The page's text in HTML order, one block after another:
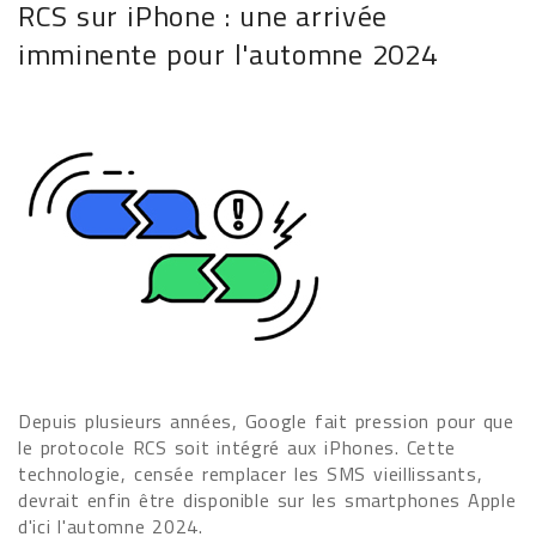
RCS sur iPhone : une arrivée
imminente pour l'automne 2024
Depuis plusieurs années, Google fait pression pour que
le protocole RCS soit intégré aux iPhones. Cette
technologie, censée remplacer les SMS vieillissants,
devrait enfin être disponible sur les smartphones Apple
d'ici l'automne 2024.